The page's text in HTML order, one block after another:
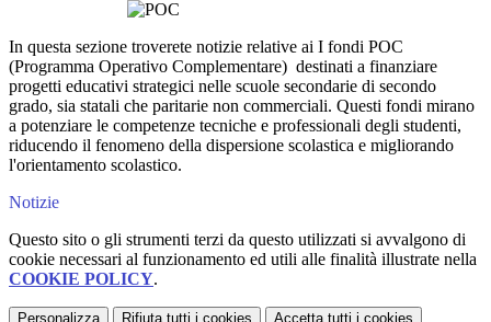
In questa sezione troverete notizie relative ai I fondi POC
(Programma Operativo Complementare) destinati a finanziare
progetti educativi strategici nelle scuole secondarie di secondo
grado, sia statali che paritarie non commerciali. Questi fondi mirano
a potenziare le competenze tecniche e professionali degli studenti,
riducendo il fenomeno della dispersione scolastica e migliorando
l'orientamento scolastico.
Notizie
Questo sito o gli strumenti terzi da questo utilizzati si avvalgono di
cookie necessari al funzionamento ed utili alle finalità illustrate nella
COOKIE POLICY.
Personalizza Rifiuta tutti i cookies Accetta tutti i cookies